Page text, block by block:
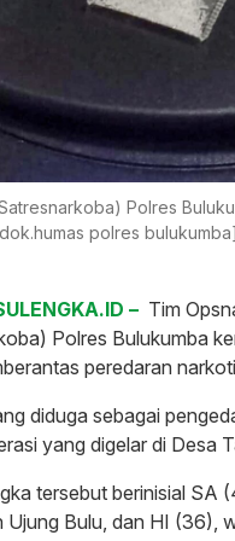
Polres
polres bulukumba]
– Tim
Polres Bulukumba
peredaran
diduga sebagai
yang digelar di Desa
tersebut berinisial SA
Ujung Bulu, dan HI (36),